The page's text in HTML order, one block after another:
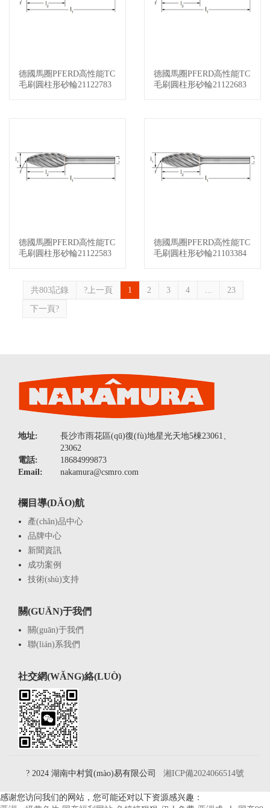
查看詳情
德國馬圈PFERD高性能TC
毛刷圓柱形砂輪21122783
查看詳情
德國馬圈PFERD高性能TC
毛刷圓柱形砂輪21122683
查看詳情
德國馬圈PFERD高性能TC
毛刷圓柱形砂輪21122583
查看詳情
德國馬圈PFERD高性能TC
毛刷圓柱形砂輪21103384
共803記錄 ?上一頁 1 2 3 4 ... 23
下一頁?
地址:
長沙市雨花區(qū)復(fù)地星光天地5棟23061、
23062
電話:
18684999873
Email:
nakamura@csmro.com
欄目導(DǍO)航
產(chǎn)品中心
品牌中心
新聞資訊
成功案例
技術(shù)支持
關(GUĀN)于我們
關(guān)于我們
聯(lián)系我們
社交網(WǍNG)絡(LUÒ)
? 2024 湖南中村貿(mào)易有限公司 湘ICP備2024066514號
感谢您访问我们的网站，您可能还对以下资源感兴趣：